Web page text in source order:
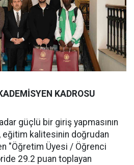
KADROSU
güçlü bir giriş yapmasının
eğitim kalitesinin doğrudan
"Öğretim Üyesi / Öğrenci
29.2 puan toplayan